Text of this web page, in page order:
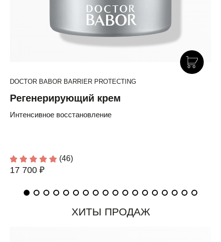
DOCTOR BABOR BARRIER PROTECTING
Регенерирующий крем
Интенсивное восстановление
(46)
17 700 ₽
ХИТЫ ПРОДАЖ